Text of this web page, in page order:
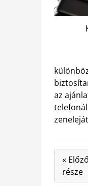
az
«
része